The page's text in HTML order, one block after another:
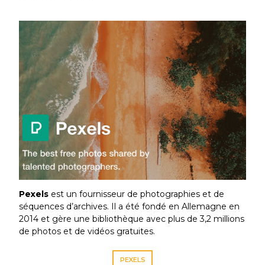
Pexels est un fournisseur de photographies et de
séquences d’archives. Il a été fondé en Allemagne en
2014 et gère une bibliothèque avec plus de 3,2 millions
de photos et de vidéos gratuites.
PEXELS